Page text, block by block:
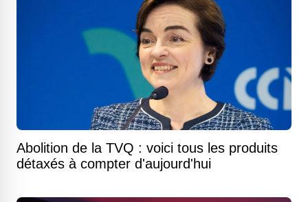
Abolition de la TVQ : voici tous les produits
détaxés à compter d'aujourd'hui